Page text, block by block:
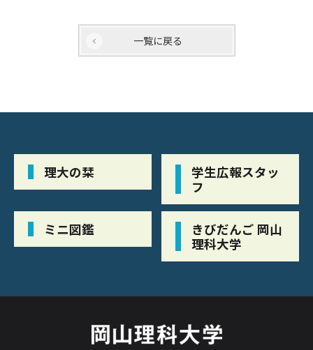
一覧に戻る
理大の栞
学生広報スタッ
フ
ミニ図鑑
きびだんご 岡山
理科大学